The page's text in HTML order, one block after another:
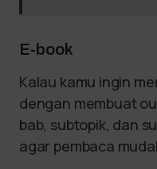
E-book
Kalau kamu ingin
dengan membuat
bab, subtopik, dan
agar pembaca